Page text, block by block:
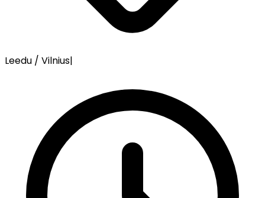
Leedu / Vilnius|